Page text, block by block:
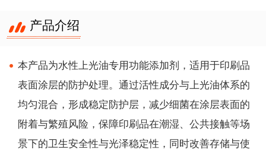
产品介绍
本产品为水性上光油专用功能添加剂，适用于印刷品
表面涂层的防护处理。通过活性成分与上光油体系的
均匀混合，形成稳定防护层，减少细菌在涂层表面的
附着与繁殖风险，保障印刷品在潮湿、公共接触等场
景下的卫生安全性与光泽稳定性，同时改善存储与使